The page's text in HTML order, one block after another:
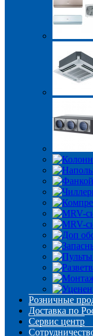
Розничные
Доставка по
Сервис центр